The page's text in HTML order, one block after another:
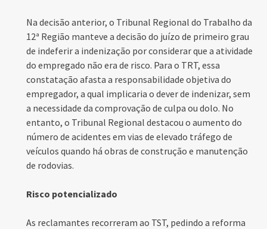
Na decisão anterior, o Tribunal Regional do Trabalho da
12ª Região manteve a decisão do juízo de primeiro grau
de indeferir a indenização por considerar que a atividade
do empregado não era de risco. Para o TRT, essa
constatação afasta a responsabilidade objetiva do
empregador, a qual implicaria o dever de indenizar, sem
a necessidade da comprovação de culpa ou dolo. No
entanto, o Tribunal Regional destacou o aumento do
número de acidentes em vias de elevado tráfego de
veículos quando há obras de construção e manutenção
de rodovias.
Risco potencializado
As reclamantes recorreram ao TST, pedindo a reforma